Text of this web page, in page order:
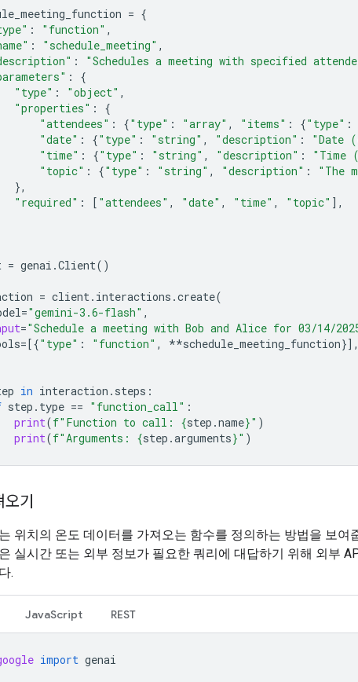
= {
: "function" ,
: "schedule_meeting" ,
: "Schedules a meeting with specified
:
{
"type" : "object" ,
"properties" :
{
"attendees" : {"type" : "array" , "items" : {"type" :
"date" : {"type" : "string" , "description" : "Date
"time" : {"type" : "string" , "description" : "Time
"topic" : {"type" : "string" , "description" : "The
},
"required" : [ "attendees" , "date" , "time" , "topic" ],
= genai .Client()
= client. interactions .create(
="gemini-3.6-flash" ,
="Schedule a meeting with Bob and Alice for 03/14/
=[{"type" : "function" , **schedule_meeting_function}],
in interaction . steps :
step . type == "function_call" :
print(f"Function to call: {step .name}" )
print(f"Arguments: {step .arguments}" )
기
위치의 온도 데이터를 가져오는 함수를 정의하는 방법을 보여
실시간 또는 외부 정보가 필요한 쿼리에 대답하기 위해 외부
.
JavaScript REST
import genai